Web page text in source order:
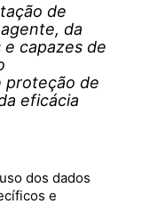
de
da
capazes de
proteção de
eficácia
dos dados
e